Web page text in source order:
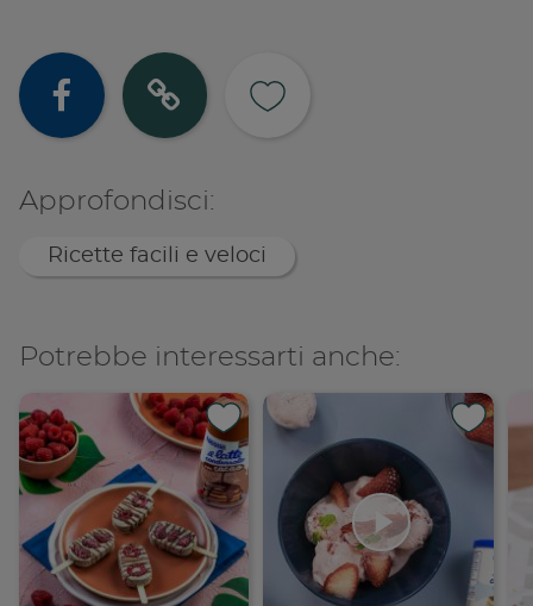
Condividi
Copia
Approfondisci:
Ricette facili e veloci
Potrebbe interessarti anche: